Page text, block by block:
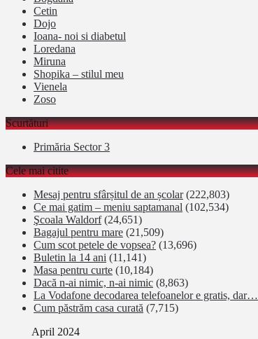
Cetin
Dojo
Ioana- noi si diabetul
Loredana
Miruna
Shopika – stilul meu
Vienela
Zoso
Scurtături
Primăria Sector 3
Cele mai citite
Mesaj pentru sfârșitul de an școlar (222,803)
Ce mai gatim – meniu saptamanal (102,534)
Şcoala Waldorf (24,651)
Bagajul pentru mare (21,509)
Cum scot petele de vopsea? (13,696)
Buletin la 14 ani (11,141)
Masa pentru curte (10,184)
Dacă n-ai nimic, n-ai nimic (8,863)
La Vodafone decodarea telefoanelor e gratis, dar…
Cum păstrăm casa curată (7,715)
April 2024